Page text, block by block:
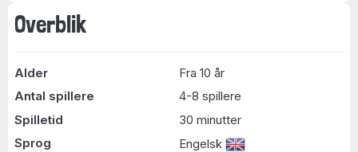
Overblik
Alder
Fra 10 år
Antal spillere
4-8 spillere
Spilletid
30 minutter
Sprog
Engelsk